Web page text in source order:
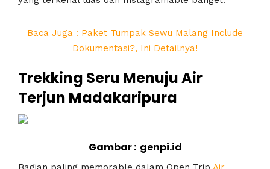
Baca Juga : Paket Tumpak Sewu Malang Include
Dokumentasi?, Ini Detailnya!
Trekking Seru Menuju Air
Terjun Madakaripura
Gambar : genpi.id